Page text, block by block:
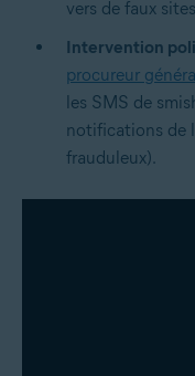
vers de faux
Intervention
procureur
les SMS de
notifications de
frauduleux).